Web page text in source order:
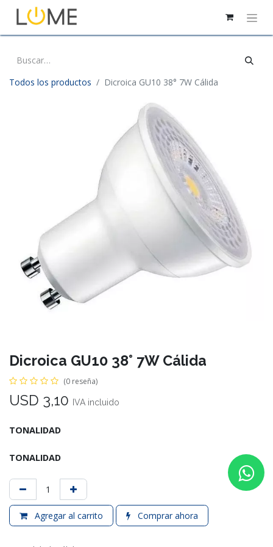
Todos los productos Dicroica GU10 38° 7W Cálida
Dicroica GU10 38° 7W Cálida
(0 reseña)
USD 3,10 IVA incluido
TONALIDAD
TONALIDAD
Agregar al carrito Comprar ahora